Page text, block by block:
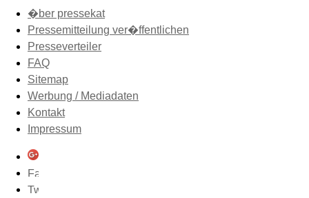
�ber pressekat
Pressemitteilung ver�ffentlichen
Presseverteiler
FAQ
Sitemap
Werbung / Mediadaten
Kontakt
Impressum